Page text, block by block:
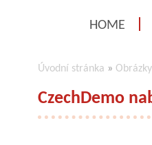
HOME
Úvodní stránka » Obrázky
CzechDemo